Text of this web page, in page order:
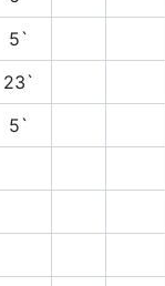
5`
23`
5`